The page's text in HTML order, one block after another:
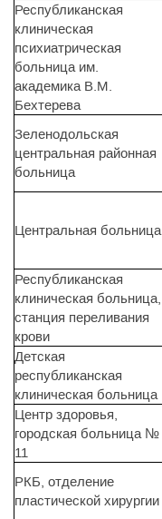
Республиканская
клиническая
психиатрическая
больница им.
академика В.М.
Бехтерева
Зеленодольская
центральная районная
больница
Центральная больница
Республиканская
клиническая больница,
станция переливания
крови
Детская
республиканская
клиническая больница
Центр здоровья,
городская больница №
11
РКБ, отделение
пластической хирургии